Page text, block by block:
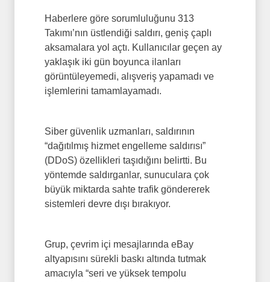
Haberlere göre sorumluluğunu 313
Takımı’nın üstlendiği saldırı, geniş çaplı
aksamalara yol açtı. Kullanıcılar geçen ay
yaklaşık iki gün boyunca ilanları
görüntüleyemedi, alışveriş yapamadı ve
işlemlerini tamamlayamadı.
Siber güvenlik uzmanları, saldırının
“dağıtılmış hizmet engelleme saldırısı”
(DDoS) özellikleri taşıdığını belirtti. Bu
yöntemde saldırganlar, sunuculara çok
büyük miktarda sahte trafik göndererek
sistemleri devre dışı bırakıyor.
Grup, çevrim içi mesajlarında eBay
altyapısını sürekli baskı altında tutmak
amacıyla “seri ve yüksek tempolu